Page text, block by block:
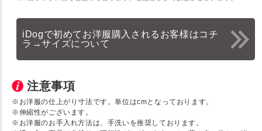
iDogで初めてお洋服購入されるお客様はコチ
ラ→サイズについて
注意事項
※お洋服の仕上がり寸法です。単位はcmとなっております。
※伸縮性がございます。
※お洋服のお手入れ方法は、手洗いを推奨しております。